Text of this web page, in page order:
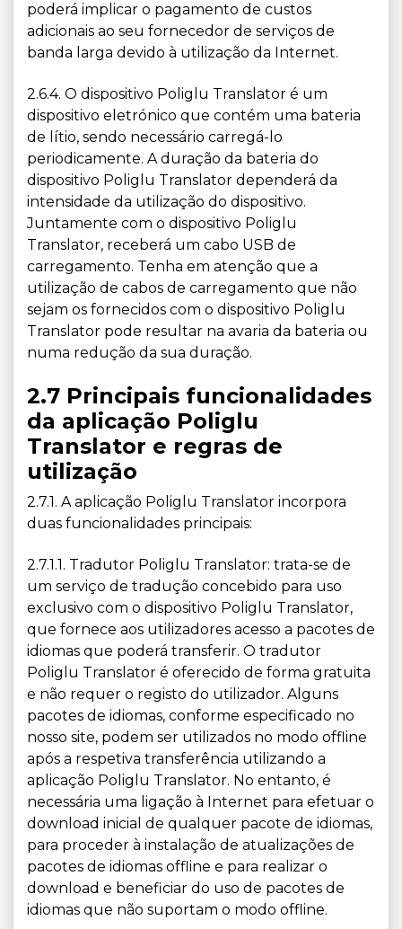
poderá implicar o pagamento de custos
adicionais ao seu fornecedor de serviços de
banda larga devido à utilização da Internet.
2.6.4. O dispositivo Poliglu Translator é um
dispositivo eletrónico que contém uma bateria
de lítio, sendo necessário carregá-lo
periodicamente. A duração da bateria do
dispositivo Poliglu Translator dependerá da
intensidade da utilização do dispositivo.
Juntamente com o dispositivo Poliglu
Translator, receberá um cabo USB de
carregamento. Tenha em atenção que a
utilização de cabos de carregamento que não
sejam os fornecidos com o dispositivo Poliglu
Translator pode resultar na avaria da bateria ou
numa redução da sua duração.
2.7 Principais funcionalidades
da aplicação Poliglu
Translator e regras de
utilização
2.7.1. A aplicação Poliglu Translator incorpora
duas funcionalidades principais:
2.7.1.1. Tradutor Poliglu Translator: trata-se de
um serviço de tradução concebido para uso
exclusivo com o dispositivo Poliglu Translator,
que fornece aos utilizadores acesso a pacotes de
idiomas que poderá transferir. O tradutor
Poliglu Translator é oferecido de forma gratuita
e não requer o registo do utilizador. Alguns
pacotes de idiomas, conforme especificado no
nosso site, podem ser utilizados no modo offline
após a respetiva transferência utilizando a
aplicação Poliglu Translator. No entanto, é
necessária uma ligação à Internet para efetuar o
download inicial de qualquer pacote de idiomas,
para proceder à instalação de atualizações de
pacotes de idiomas offline e para realizar o
download e beneficiar do uso de pacotes de
idiomas que não suportam o modo offline.